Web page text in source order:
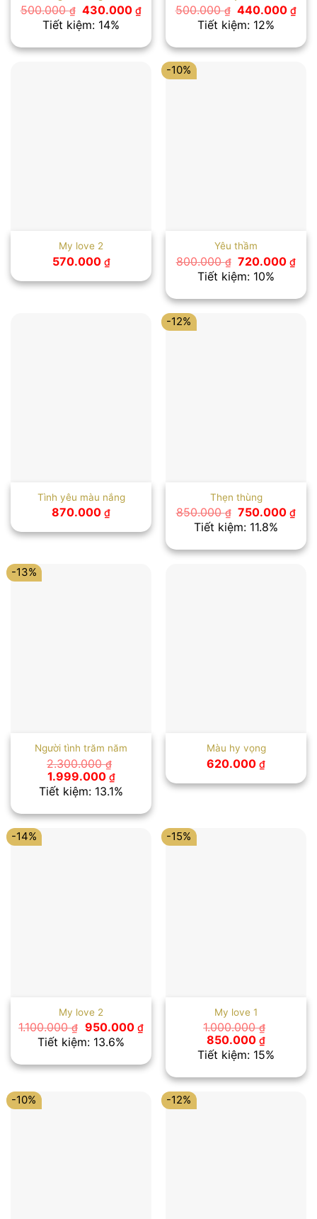
500.000₫ Giá
gốc
là:
430.000₫Giá
là:
430.000 ₫.
Tiết kiệm: 14%
500.000₫ Giá
gốc
là:
440.000₫Giá
là:
Tiết kiệm: 12%
My love 2
570.000 ₫
-10%
Yêu thầm
800.000₫ Giá
gốc
là:
720.000₫Giá
là:
Tiết kiệm: 10%
Tình yêu màu nắng
870.000 ₫
-12%
Thẹn thùng
850.000₫ Giá
gốc
là:
750.000₫Giá
là:
Tiết kiệm: 11.8%
-13%
Người tình trăm năm
2.300.000₫
Giá
gốc
là:
1.999.000 ₫Giá
hiện
tại
1.999.000 ₫.
Tiết kiệm: 13.1%
Màu hy vọng
620.000 ₫
-14%
My love 2
1.100.000₫ Giá
gốc
là:
1.100.000 ₫.
950.000 ₫Giá
hiện
là:
950.000 ₫.
Tiết kiệm: 13.6%
-15%
My love 1
1.000.000₫
Giá
gốc
là:
850.000 ₫Giá
hiện
tại
850.000
Tiết kiệm: 15%
-10% -12%